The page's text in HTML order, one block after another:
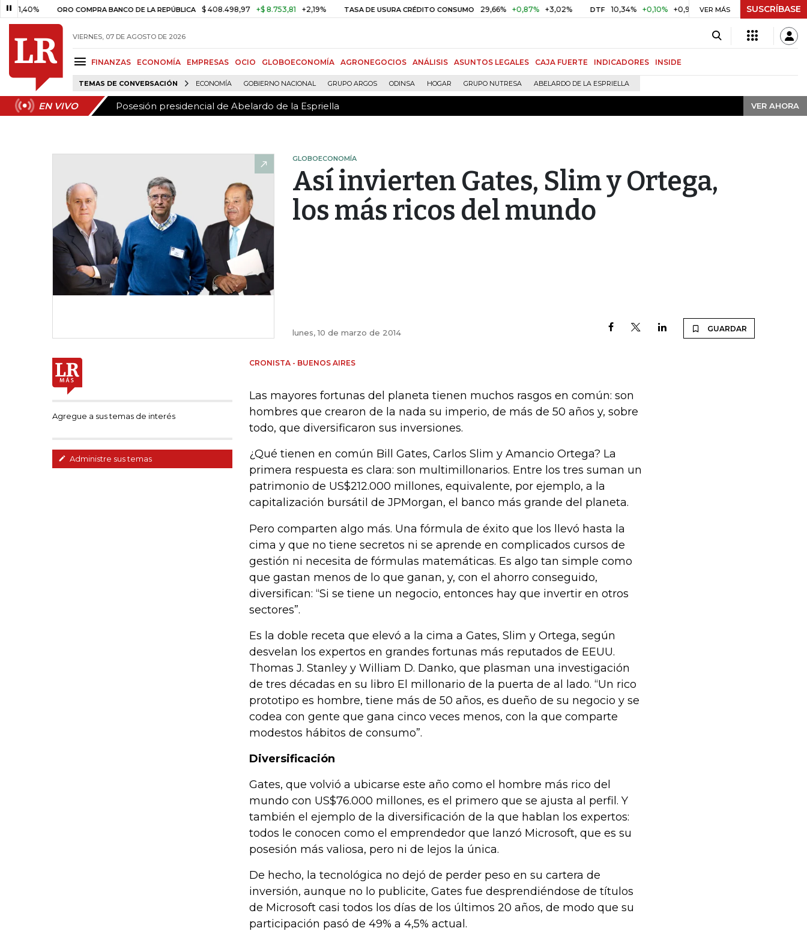
ORO COMPRA BANCO DE LA REPÚBLICA $ 408.498,97 +$ 8.753,81 +2,19% TASA DE USURA CRÉDITO CONSUMO 29,66% +0,87% +3,02% DTF 10,34% +0,10% +0,98% UVR $ 416,91 +$ 0,05 +0,01%
VER MÁS SUSCRÍBASE
VIERNES, 07 DE AGOSTO DE 2026
FINANZAS ECONOMÍA EMPRESAS OCIO GLOBOECONOMÍA AGRONEGOCIOS ANÁLISIS ASUNTOS LEGALES CAJA FUERTE INDICADORES INSIDE
TEMAS DE CONVERSACIÓN ECONOMÍA GOBIERNO NACIONAL GRUPO ARGOS ODINSA HOGAR GRUPO NUTRESA ABELARDO DE LA ESPRIELLA
EN VIVO Posesión presidencial de Abelardo de la Espriella VER AHORA
EN VIVO Posesión presidencial de Abelardo de la Espriella VER AHORA
GLOBOECONOMÍA
Así invierten Gates, Slim y Ortega,
los más ricos del mundo
lunes, 10 de marzo de 2014 GUARDAR
Agregue a sus temas de interés
Administre sus temas
CRONISTA - BUENOS AIRES
Las mayores fortunas del planeta tienen muchos rasgos en común: son
hombres que crearon de la nada su imperio, de más de 50 años y, sobre
todo, que diversificaron sus inversiones.
¿Qué tienen en común Bill Gates, Carlos Slim y Amancio Ortega? La
primera respuesta es clara: son multimillonarios. Entre los tres suman un
patrimonio de US$212.000 millones, equivalente, por ejemplo, a la
capitalización bursátil de JPMorgan, el banco más grande del planeta.
Pero comparten algo más. Una fórmula de éxito que los llevó hasta la
cima y que no tiene secretos ni se aprende en complicados cursos de
gestión ni necesita de fórmulas matemáticas. Es algo tan simple como
que gastan menos de lo que ganan, y, con el ahorro conseguido,
diversifican: “Si se tiene un negocio, entonces hay que invertir en otros
sectores”.
Es la doble receta que elevó a la cima a Gates, Slim y Ortega, según
desvelan los expertos en grandes fortunas más reputados de EEUU.
Thomas J. Stanley y William D. Danko, que plasman una investigación
de tres décadas en su libro El millonario de la puerta de al lado. “Un rico
prototipo es hombre, tiene más de 50 años, es dueño de su negocio y se
codea con gente que gana cinco veces menos, con la que comparte
modestos hábitos de consumo”.
Diversificación
Gates, que volvió a ubicarse este año como el hombre más rico del
mundo con US$76.000 millones, es el primero que se ajusta al perfil. Y
también el ejemplo de la diversificación de la que hablan los expertos:
todos le conocen como el emprendedor que lanzó Microsoft, que es su
posesión más valiosa, pero ni de lejos la única.
De hecho, la tecnológica no dejó de perder peso en su cartera de
inversión, aunque no lo publicite, Gates fue desprendiéndose de títulos
de Microsoft casi todos los días de los últimos 20 años, de modo que su
participación pasó de 49% a 4,5% actual.